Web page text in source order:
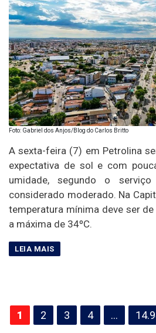
Foto: Gabriel dos Anjos/Blog do Carlos Britto
A sexta-feira (7) em Petrolina
expectativa de sol e com
umidade, segundo o
considerado moderado. Na
temperatura mínima deve ser
a máxima de 34ºC.
Paginação
de
1 2 3 4 …